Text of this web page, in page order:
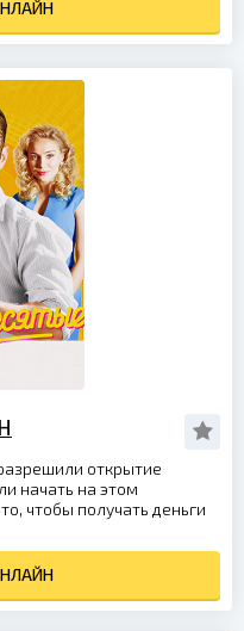
открытие
начать на этом
чтобы получать деньги